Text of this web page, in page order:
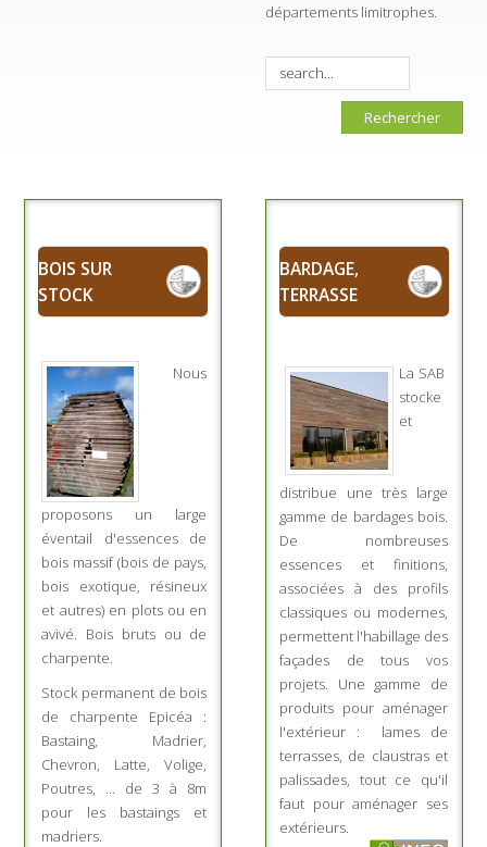
départements limitrophes.
Rechercher
BOIS SUR
STOCK
Nous
proposons un large
éventail d'essences de
bois massif (bois de pays,
bois exotique, résineux
et autres) en plots ou en
avivé. Bois bruts ou de
charpente.
Stock permanent de bois
de charpente Epicéa :
Bastaing, Madrier,
Chevron, Latte, Volige,
Poutres, ... de 3 à 8m
pour les bastaings et
madriers.
BARDAGE,
TERRASSE
La SAB
stocke
et
distribue une très large
gamme de bardages bois.
De nombreuses
essences et finitions,
associées à des profils
classiques ou modernes,
permettent l'habillage des
façades de tous vos
projets. Une gamme de
produits pour aménager
l'extérieur : lames de
terrasses, de claustras et
palissades, tout ce qu'il
faut pour aménager ses
extérieurs.